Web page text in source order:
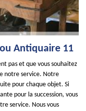
Antiquaire 11
pas et que vous souhaitez
notre service. Notre
pour chaque objet. Si
pour la succession, vous
service. Nous vous